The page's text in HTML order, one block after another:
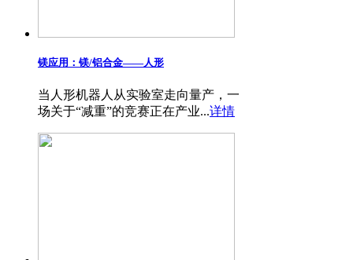
镁应用：镁/铝合金——​人形
当人形机器人从实验室走向量产，一
场关于“减重”的竞赛正在产业...详情